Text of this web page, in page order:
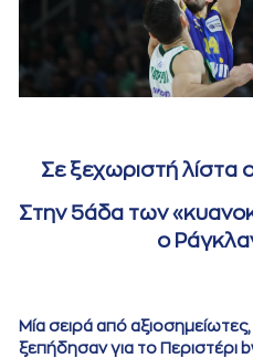
Σε ξεχωριστή λίστα
Στην 5άδα των
ο
Μία σειρά από αξιοσημείωτες,
ξεπήδησαν για το Περιστέρι